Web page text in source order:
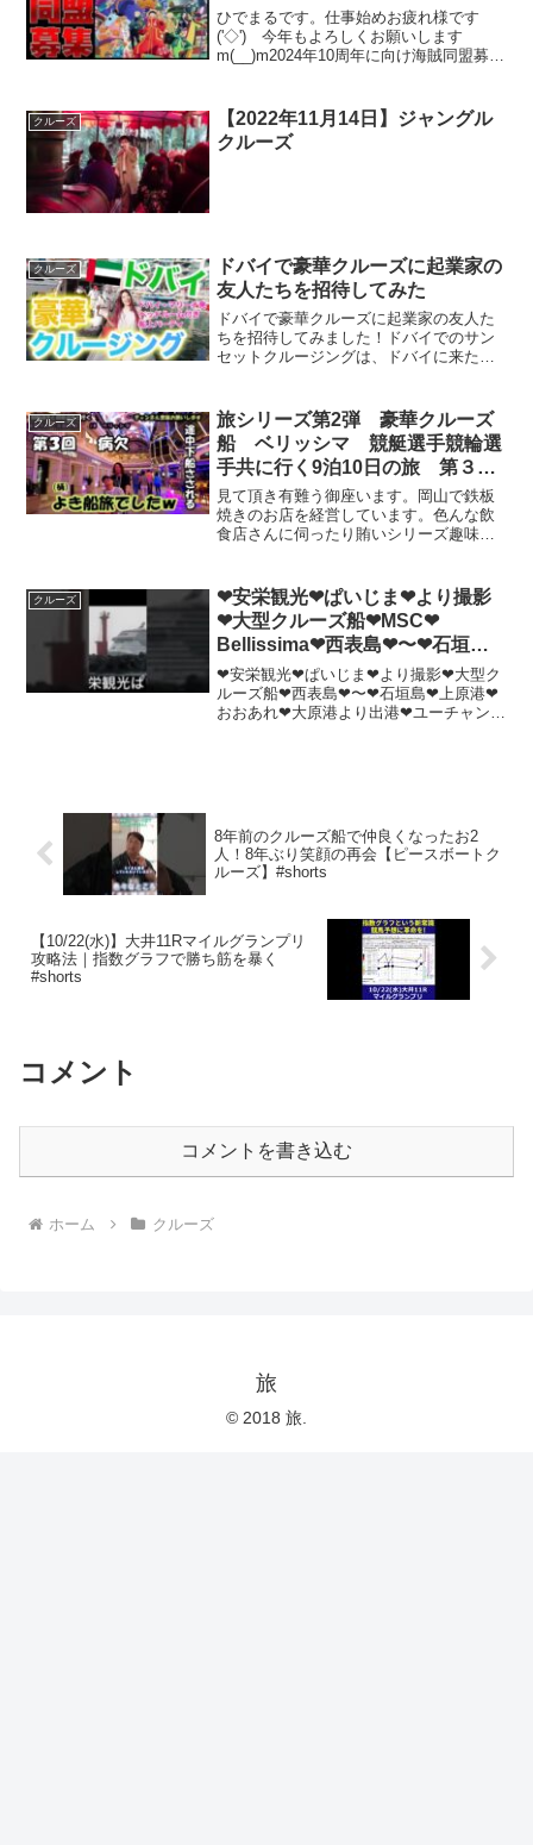
ひでまるです。仕事始めお疲れ様です
('◇')ゞ今年もよろしくお願いします
m(__)m2024年10周年に向け海賊同盟募
します。#トレクル#海賊同盟#OPTC
クルーズ
【2022年11月14日】ジャングル
クルーズ
クルーズ
ドバイで豪華クルーズに起業家の
友人たちを招待してみた
ドバイで豪華クルーズに起業家の友人た
ちを招待してみました！ドバイでのサン
セットクルージングは、ドバイに来たら
月〜5月くらいが気持ち良いですよ！クル
ージングの会社はいく...
クルーズ
旅シリーズ第2弾 豪華クルーズ
船 ベリッシマ 競艇選手競輪選
手共に行く9泊10日の旅 第３
話 病欠
見て頂き有難う御座います。岡山で鉄板
焼きのお店を経営しています。色んな飲
食店さんに伺ったり賄いシリーズ趣味か
ら幸いです。（笑い）インスタIはこちら
nstagram＃岡山...
クルーズ
❤安栄観光❤ぱいじま❤より撮影
❤大型クルーズ船❤MSC❤
Bellissima❤西表島❤〜❤石垣島❤
上原港❤おおあれ❤大原港より出
港❤ユーチャンネル❤in❤西表島❤
2024年1月21日❤フルバージョン
❤安栄観光❤ぱいじま❤より撮影❤大型ク
ルーズ船❤西表島❤〜❤石垣島❤上原港❤
おおあれ❤大原港より出港❤ユーチャンネ
8年前のクルーズ船で仲良くなったお2
人！8年ぶり笑顔の再会【ピースボートク
ルーズ】#shorts
【10/22(水)】大井11Rマイルグランプリ
攻略法｜指数グラフで勝ち筋を暴く
#shorts
コメント
コメントを書き込む
ホーム クルーズ
旅
© 2018 旅.